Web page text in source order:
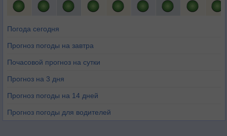
Погода сегодня
Прогноз погоды на завтра
Почасовой прогноз на сутки
Прогноз на 3 дня
Прогноз погоды на 14 дней
Прогноз погоды для водителей